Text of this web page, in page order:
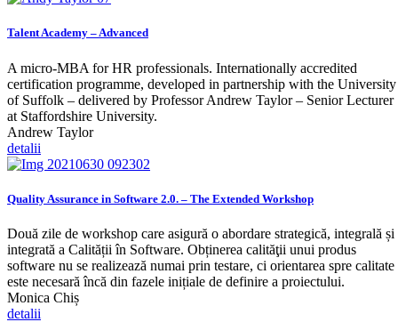
Talent Academy – Advanced
A micro-MBA for HR professionals. Internationally accredited
certification programme, developed in partnership with the University
of Suffolk – delivered by Professor Andrew Taylor – Senior Lecturer
at Staffordshire University.
Andrew Taylor
detalii
Quality Assurance in Software 2.0. – The Extended Workshop
Două zile de workshop care asigură o abordare strategică, integrală și
integrată a Calității în Software. Obținerea calităţii unui produs
software nu se realizează numai prin testare, ci orientarea spre calitate
este necesară încă din fazele inițiale de definire a proiectului.
Monica Chiș
detalii